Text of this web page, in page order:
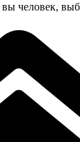
человек,